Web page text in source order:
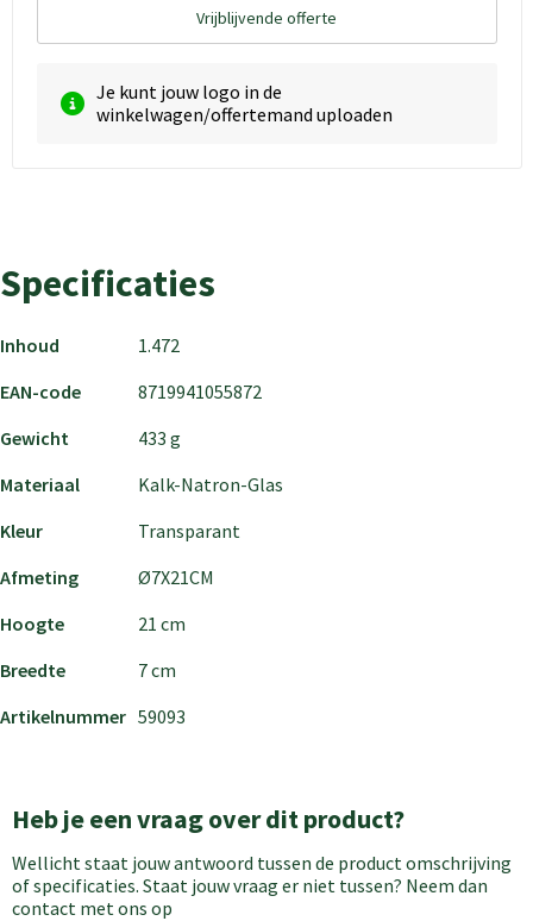
Vrijblijvende offerte
Je kunt jouw logo in de
winkelwagen/offertemand uploaden
Specificaties
Inhoud
1.472
EAN-code
8719941055872
Gewicht
433 g
Materiaal
Kalk-Natron-Glas
Kleur
Transparant
Afmeting
Ø7X21CM
Hoogte
21 cm
Breedte
7 cm
Artikelnummer 59093
Heb je een vraag over dit product?
Wellicht staat jouw antwoord tussen de product omschrijving
of specificaties. Staat jouw vraag er niet tussen? Neem dan
contact met ons op